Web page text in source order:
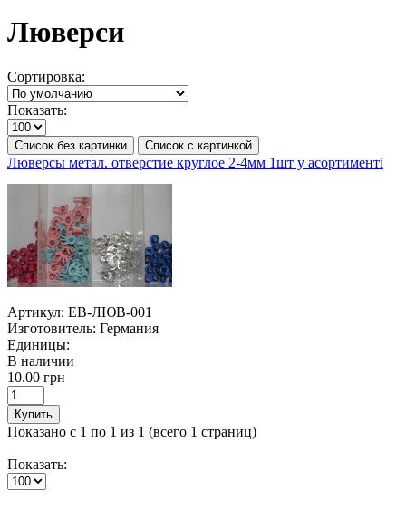
Люверси
Сортировка:
Показать:
Список без картинки Список с картинкой
Люверсы метал. отверстие круглое 2-4мм 1шт у асортименті
Артикул: ЕВ-ЛЮВ-001
Изготовитель: Германия
Единицы:
В наличии
10.00 грн
Купить
Показано с 1 по 1 из 1 (всего 1 страниц)
Показать: